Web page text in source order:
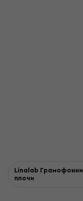
Linalab Грамофонни
плочи